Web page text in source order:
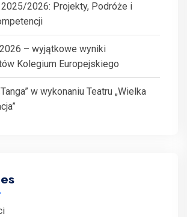
2026: Projekty, Podróże i
– wyjątkowe wyniki
Kolegium Europejskiego
w wykonaniu Teatru „Wielka